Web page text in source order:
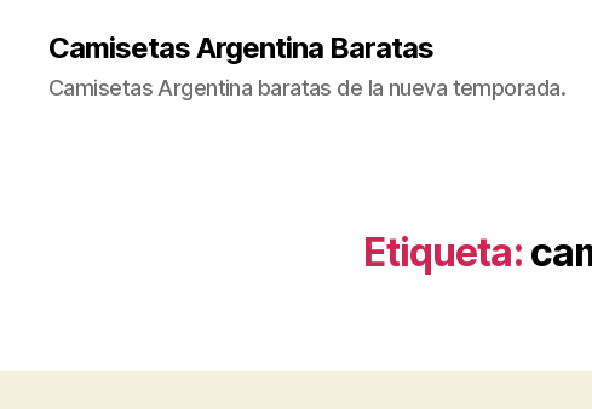
Camisetas Argentina Baratas
Camisetas Argentina baratas de la nueva temporada.
Etiqueta: